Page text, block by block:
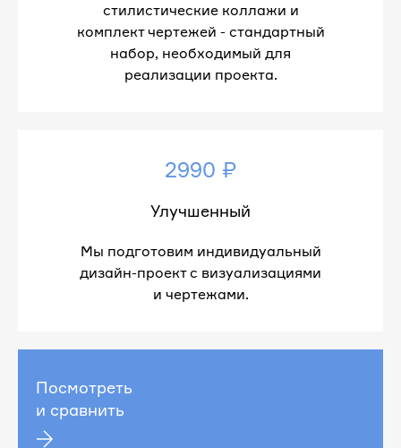
стилистические коллажи и
комплект чертежей - стандартный
набор, необходимый для
реализации проекта.
2990 ₽
Улучшенный
Мы подготовим индивидуальный
дизайн-проект с визуализациями
и чертежами.
Посмотреть
и сравнить